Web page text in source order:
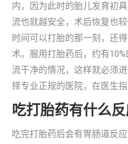
内，因为此时的胎儿发育初
流也就越安全，术后恢复也
时间可以打胎的那一刻，还
术。服用打胎药后，约有
流干净的情况，这样就必须
择专业正规的医院，在医生指
吃打胎药有什么反
吃完打胎药后会有胃肠道反